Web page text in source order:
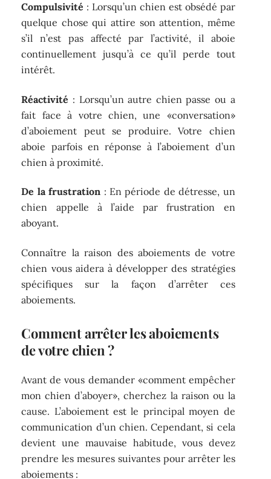
Compulsivité : Lorsqu’un chien est obsédé par
quelque chose qui attire son attention, même
s’il n’est pas affecté par l’activité, il aboie
continuellement jusqu’à ce qu’il perde tout
intérêt.
Réactivité : Lorsqu’un autre chien passe ou a
fait face à votre chien, une «conversation»
d’aboiement peut se produire. Votre chien
aboie parfois en réponse à l’aboiement d’un
chien à proximité.
De la frustration : En période de détresse, un
chien appelle à l’aide par frustration en
aboyant.
Connaître la raison des aboiements de votre
chien vous aidera à développer des stratégies
spécifiques sur la façon d’arrêter ces
aboiements.
Comment arrêter les aboiements
de votre chien ?
Avant de vous demander «comment empêcher
mon chien d’aboyer», cherchez la raison ou la
cause. L’aboiement est le principal moyen de
communication d’un chien. Cependant, si cela
devient une mauvaise habitude, vous devez
prendre les mesures suivantes pour arrêter les
aboiements :